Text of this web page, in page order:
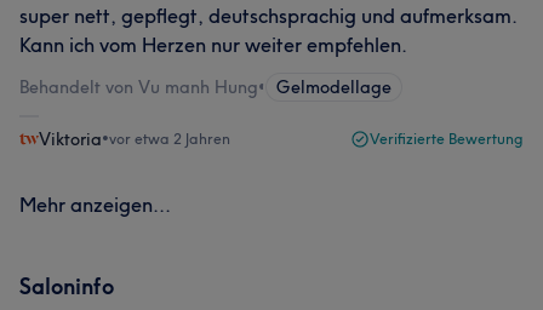
super nett, gepflegt, deutschsprachig und aufmerksam.
Kann ich vom Herzen nur weiter empfehlen.
Behandelt von Vu manh Hung• Gelmodellage
Viktoria•vor etwa 2 Jahren Verifizierte Bewertung
Mehr anzeigen...
Saloninfo